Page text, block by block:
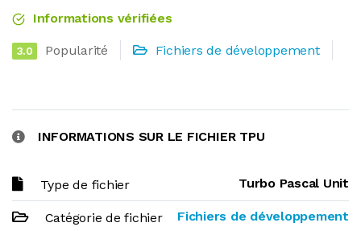
Informations vérifiées
3.0 Popularité Fichiers de développement
INFORMATIONS SUR LE FICHIER TPU
Type de fichier Turbo Pascal Unit
Catégorie de fichier Fichiers de développement